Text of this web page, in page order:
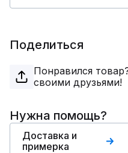
Поделиться
Понравился
своими друзьями!
Нужна помощь?
Доставка и
примерка